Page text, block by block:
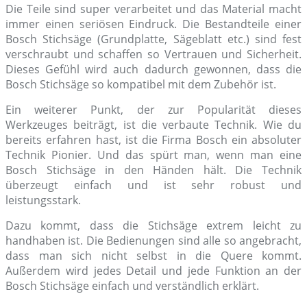
Die Teile sind super verarbeitet und das Material macht
immer einen seriösen Eindruck. Die Bestandteile einer
Bosch Stichsäge (Grundplatte, Sägeblatt etc.) sind fest
verschraubt und schaffen so Vertrauen und Sicherheit.
Dieses Gefühl wird auch dadurch gewonnen, dass die
Bosch Stichsäge so kompatibel mit dem Zubehör ist.
Ein weiterer Punkt, der zur Popularität dieses
Werkzeuges beiträgt, ist die verbaute Technik. Wie du
bereits erfahren hast, ist die Firma Bosch ein absoluter
Technik Pionier. Und das spürt man, wenn man eine
Bosch Stichsäge in den Händen hält. Die Technik
überzeugt einfach und ist sehr robust und
leistungsstark.
Dazu kommt, dass die Stichsäge extrem leicht zu
handhaben ist. Die Bedienungen sind alle so angebracht,
dass man sich nicht selbst in die Quere kommt.
Außerdem wird jedes Detail und jede Funktion an der
Bosch Stichsäge einfach und verständlich erklärt.